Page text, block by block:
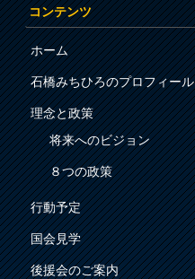
コンテンツ
ホーム
石橋みちひろのプロフィール
理念と政策
将来へのビジョン
８つの政策
行動予定
国会見学
後援会のご案内